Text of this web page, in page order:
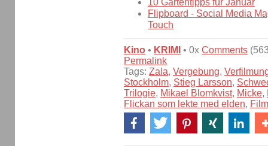
10 Gartentipps für Januar
Flipboard - Social Media
Touch
Kino • KRIMI • 0x Comments
Permalink
Tags: Zala, Vergebung,
Stockholm, Stieg Larsson,
Trilogie, Mikael Blomkvist, Micke,
Flickan som lekte med elden, Film